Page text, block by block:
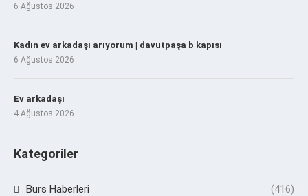
6 Ağustos 2026
Kadın ev arkadaşı arıyorum | davutpaşa b kapısı
6 Ağustos 2026
Ev arkadaşı
4 Ağustos 2026
Kategoriler
Burs Haberleri (416)